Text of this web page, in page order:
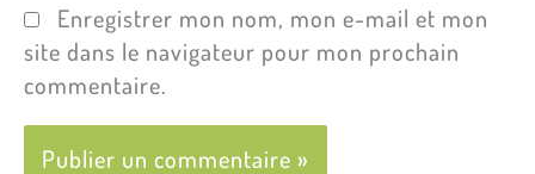
Enregistrer mon nom, mon e-mail et mon
site dans le navigateur pour mon prochain
commentaire.